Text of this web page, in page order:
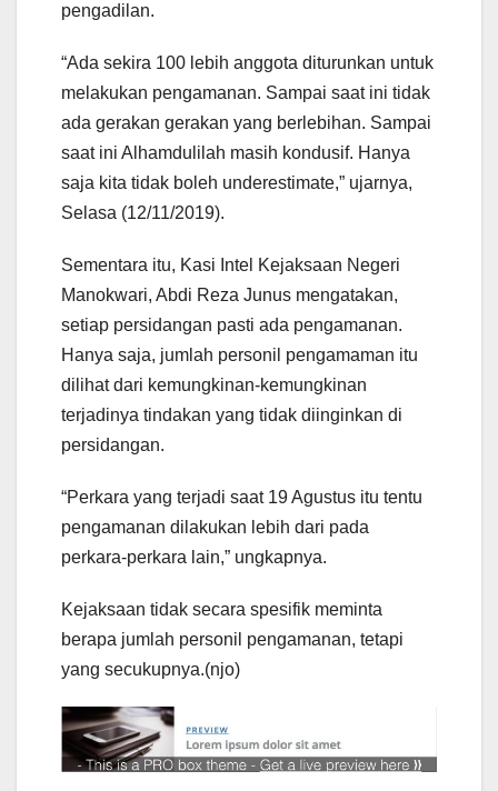
pengadilan.
“Ada sekira 100 lebih anggota diturunkan untuk
melakukan pengamanan. Sampai saat ini tidak
ada gerakan gerakan yang berlebihan. Sampai
saat ini Alhamdulilah masih kondusif. Hanya
saja kita tidak boleh underestimate,” ujarnya,
Selasa (12/11/2019).
Sementara itu, Kasi Intel Kejaksaan Negeri
Manokwari, Abdi Reza Junus mengatakan,
setiap persidangan pasti ada pengamanan.
Hanya saja, jumlah personil pengamaman itu
dilihat dari kemungkinan-kemungkinan
terjadinya tindakan yang tidak diinginkan di
persidangan.
“Perkara yang terjadi saat 19 Agustus itu tentu
pengamanan dilakukan lebih dari pada
perkara-perkara lain,” ungkapnya.
Kejaksaan tidak secara spesifik meminta
berapa jumlah personil pengamanan, tetapi
yang secukupnya.(njo)